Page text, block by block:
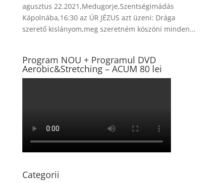
agusztus 22.2021,Medugorje,Szentségimádás
Kápolnába,16:30 az ÚR JÉZUS azt üzeni: Drága
szerető kislányom,meg szeretném köszöni minden...
Program NOU + Programul DVD
Aerobic&Stretching – ACUM 80 lei
Categorii